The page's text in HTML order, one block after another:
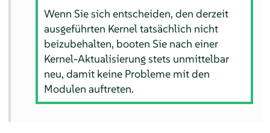
Wenn Sie sich entscheiden, den derzeit
ausgeführten Kernel tatsächlich nicht
beizubehalten, booten Sie nach einer
Kernel-Aktualisierung stets unmittelbar
neu, damit keine Probleme mit den
Modulen auftreten.